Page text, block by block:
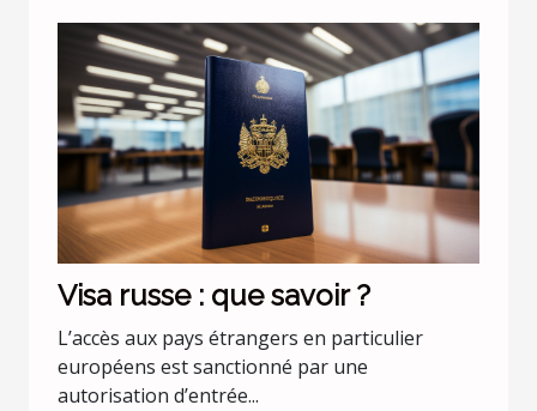
Visa russe : que savoir ?
L’accès aux pays étrangers en particulier
européens est sanctionné par une
autorisation d’entrée...